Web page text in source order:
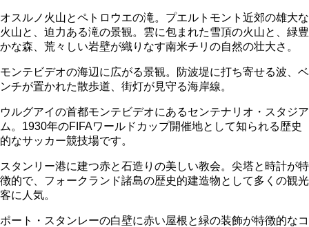
オスルノ火山とペトロウエの滝。プエルトモント近郊の雄大な
火山と、迫力ある滝の景観。雲に包まれた雪頂の火山と、緑豊
かな森、荒々しい岩壁が織りなす南米チリの自然の壮大さ。
モンテビデオの海辺に広がる景観。防波堤に打ち寄せる波、ベ
ンチが置かれた散歩道、街灯が見守る海岸線。
ウルグアイの首都モンテビデオにあるセンテナリオ・スタジア
ム。1930年のFIFAワールドカップ開催地として知られる歴史
的なサッカー競技場です。
スタンリー港に建つ赤と石造りの美しい教会。尖塔と時計が特
徴的で、フォークランド諸島の歴史的建造物として多くの観光
客に人気。
ポート・スタンレーの白壁に赤い屋根と緑の装飾が特徴的なコ